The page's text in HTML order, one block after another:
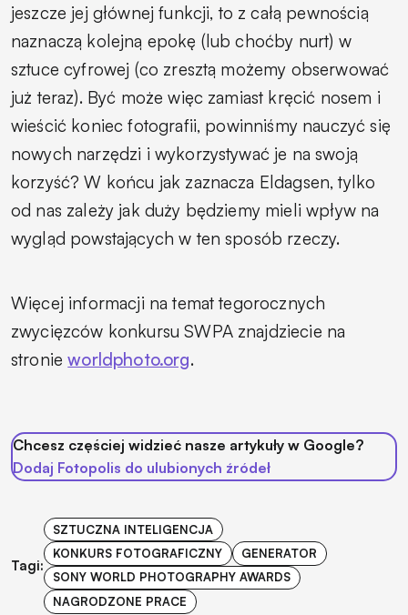
jeszcze jej głównej funkcji, to z całą pewnością
naznaczą kolejną epokę (lub choćby nurt) w
sztuce cyfrowej (co zresztą możemy obserwować
już teraz). Być może więc zamiast kręcić nosem i
wieścić koniec fotografii, powinniśmy nauczyć się
nowych narzędzi i wykorzystywać je na swoją
korzyść? W końcu jak zaznacza Eldagsen, tylko
od nas zależy jak duży będziemy mieli wpływ na
wygląd powstających w ten sposób rzeczy.
Więcej informacji na temat tegorocznych
zwycięzców konkursu SWPA znajdziecie na
stronieworldphoto.org.
Chcesz częściej widzieć nasze artykuły w Google?
Dodaj Fotopolis do ulubionych źródeł
Tagi:
SZTUCZNA INTELIGENCJA
KONKURS FOTOGRAFICZNY
GENERATOR
SONY WORLD PHOTOGRAPHY AWARDS
NAGRODZONE PRACE